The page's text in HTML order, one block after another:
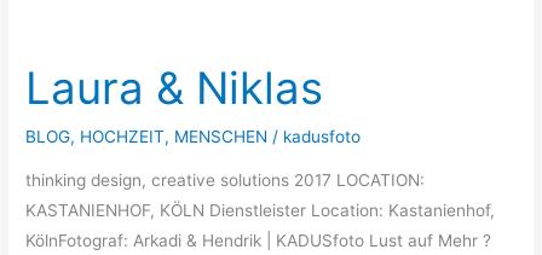
Laura & Niklas
BLOG, HOCHZEIT, MENSCHEN / kadusfoto
thinking design, creative solutions 2017 LOCATION:
KASTANIENHOF, KÖLN​ Dienstleister Location: Kastanienhof,
KölnFotograf: Arkadi & Hendrik | KADUSfoto Lust auf Mehr ?
Niklas